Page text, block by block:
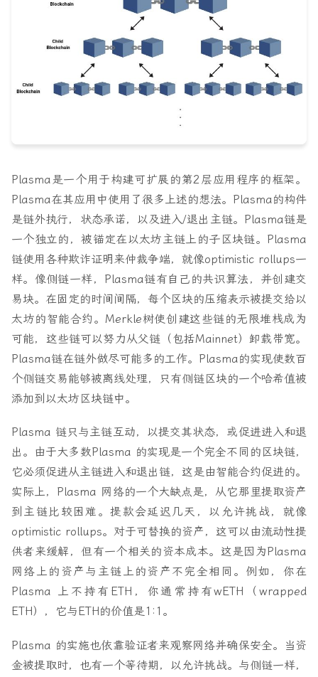
Plasma是一个用于构建可扩展的第2层应用程序的框架。
Plasma在其应用中使用了很多上述的想法。Plasma的构件
是链外执行，状态承诺，以及进入/退出主链。Plasma链是
一个独立的，被锚定在以太坊主链上的子区块链。Plasma
链使用各种欺诈证明来仲裁争端，就像optimistic rollups一
样。像侧链一样，Plasma链有自己的共识算法，并创建交
易块。在固定的时间间隔，每个区块的压缩表示被提交给以
太坊的智能合约。Merkle树使创建这些链的无限堆栈成为
可能，这些链可以努力从父链（包括Mainnet）卸载带宽。
Plasma链在链外做尽可能多的工作。Plasma的实现使数百
个侧链交易能够被离线处理，只有侧链区块的一个哈希值被
添加到以太坊区块链中。
Plasma 链只与主链互动，以提交其状态，或促进进入和退
出。由于大多数Plasma 的实现是一个完全不同的区块链，
它必须促进从主链进入和退出链，这是由智能合约促进的。
实际上，Plasma 网络的一个大缺点是，从它那里提取资产
到主链比较困难。提款会延迟几天，以允许挑战，就像
optimistic rollups。对于可替换的资产，这可以由流动性提
供者来缓解，但有一个相关的资本成本。这是因为Plasma
网络上的资产与主链上的资产不完全相同。例如，你在
Plasma 上不持有ETH，你通常持有wETH（wrapped
ETH），它与ETH的价值是1:1。
Plasma 的实施也依靠验证者来观察网络并确保安全。当资
金被提取时，也有一个等待期，以允许挑战。与侧链一样，